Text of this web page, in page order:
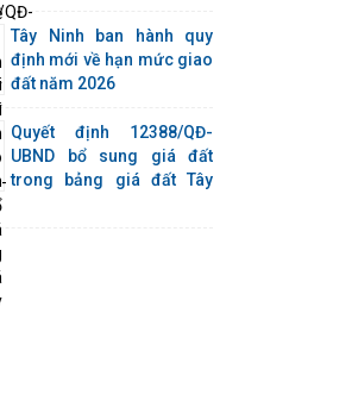
Tây Ninh ban hành quy
định mới về hạn mức giao
đất năm 2026
Quyết định 12388/QĐ-
UBND bổ sung giá đất
trong bảng giá đất Tây